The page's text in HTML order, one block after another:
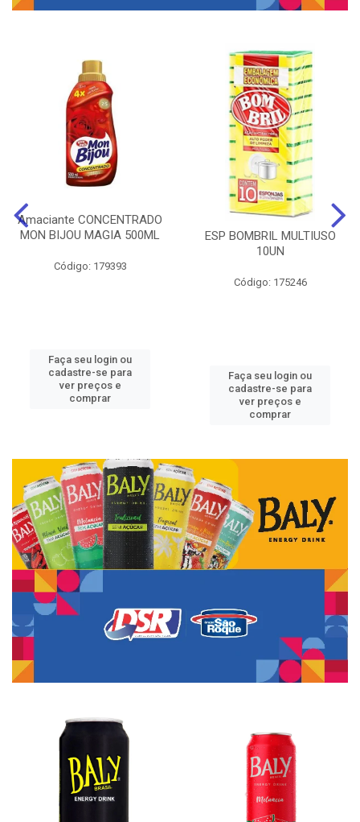
Amaciante CONCENTRADO
MON BIJOU MAGIA 500ML
Código: 179393
Faça seu login ou
cadastre-se para
ver preços e
comprar
ESP BOMBRIL MULTIUSO
10UN
Código: 175246
Faça seu login ou
cadastre-se para
ver preços e
comprar